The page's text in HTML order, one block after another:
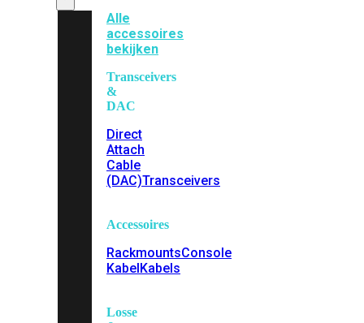
Alle
accessoires
bekijken
Transceivers
&
DAC
Direct
Attach
Cable
(DAC)Transceivers
Accessoires
RackmountsConsole
KabelKabels
Losse